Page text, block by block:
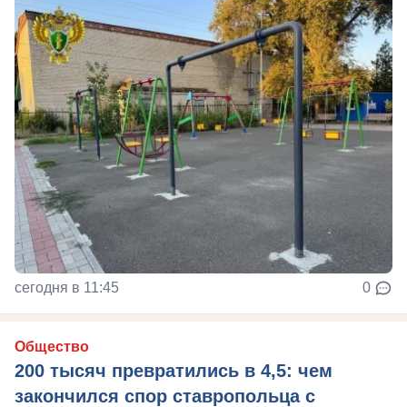
сегодня в 11:45 0
Общество
200 тысяч превратились в 4,5: чем
закончился спор ставропольца с